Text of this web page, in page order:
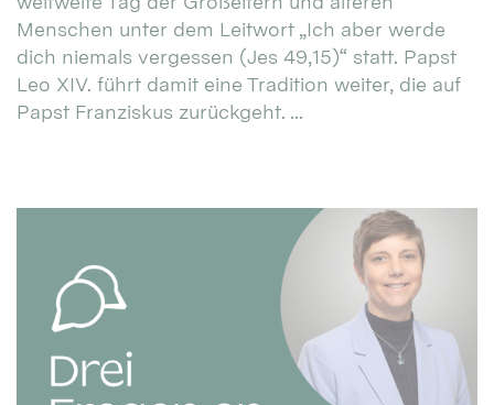
Menschen unter dem Leitwort „Ich aber werde
dich niemals vergessen (Jes 49,15)“ statt. Papst
Leo XIV. führt damit eine Tradition weiter, die auf
Papst Franziskus zurückgeht. ...